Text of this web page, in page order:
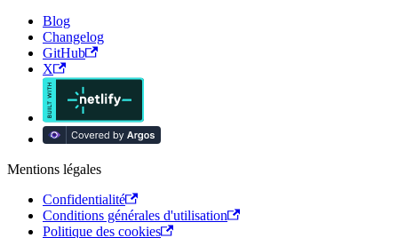
Blog
Changelog
GitHub
X
Mentions légales
Confidentialité
Conditions générales d'utilisation
Politique des cookies